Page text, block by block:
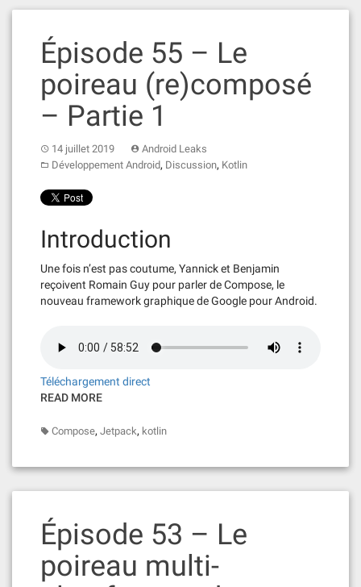
Épisode 55 – Le
poireau (re)composé
– Partie 1
14 juillet 2019
Android Leaks
Développement Android, Discussion, Kotlin
Introduction
Une fois n’est pas coutume, Yannick et Benjamin
reçoivent Romain Guy pour parler de Compose, le
nouveau framework graphique de Google pour Android.
Téléchargement direct
READ MORE
Compose, Jetpack, kotlin
Épisode 53 – Le
poireau multi-